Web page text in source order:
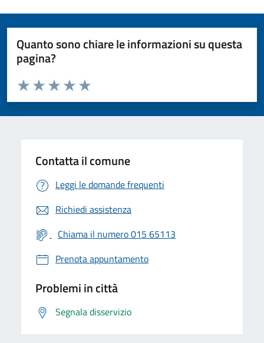
Quanto sono chiare le informazioni su questa
pagina?
Valuta da 1 a 5 stelle la pagina
Valuta 5 stelle su 5
Valuta 4 stelle su 5
Valuta 3 stelle su 5
Valuta 2 stelle su 5
Valuta 1 stelle su 5
Contatta il comune
Leggi le domande frequenti
Richiedi assistenza
Chiama il numero 015 65113
Prenota appuntamento
Problemi in città
Segnala disservizio